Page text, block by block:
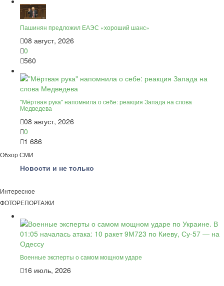
Пашинян предложил ЕАЭС «хороший шанс»
08 август, 2026
0
560
"Мёртвая рука" напомнила о себе: реакция Запада на слова
Медведева
08 август, 2026
0
1 686
Обзор СМИ
Новости и не только
Интересное
ФОТОРЕПОРТАЖИ
Военные эксперты о самом мощном ударе
16 июль, 2026